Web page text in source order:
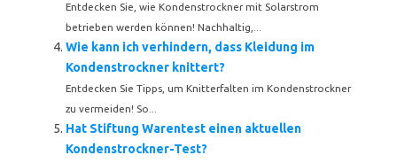
Entdecken Sie, wie Kondenstrockner mit Solarstrom
betrieben werden können! Nachhaltig,...
Wie kann ich verhindern, dass Kleidung im
Kondenstrockner knittert?
Entdecken Sie Tipps, um Knitterfalten im Kondenstrockner
zu vermeiden! So...
Hat Stiftung Warentest einen aktuellen
Kondenstrockner-Test?